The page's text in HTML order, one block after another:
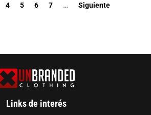
4 5 6 7 … Siguiente
Links de interés